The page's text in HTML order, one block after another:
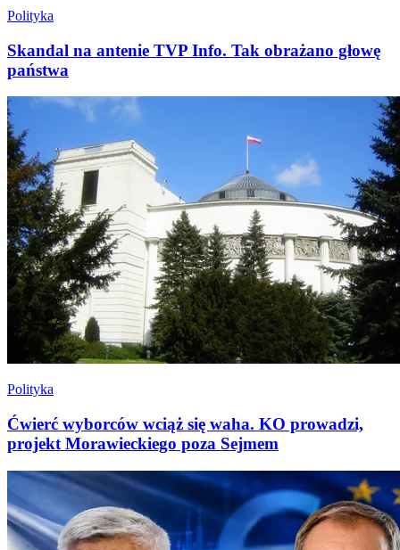
Polityka
Skandal na antenie TVP Info. Tak obrażano głowę
państwa
Polityka
Ćwierć wyborców wciąż się waha. KO prowadzi,
projekt Morawieckiego poza Sejmem